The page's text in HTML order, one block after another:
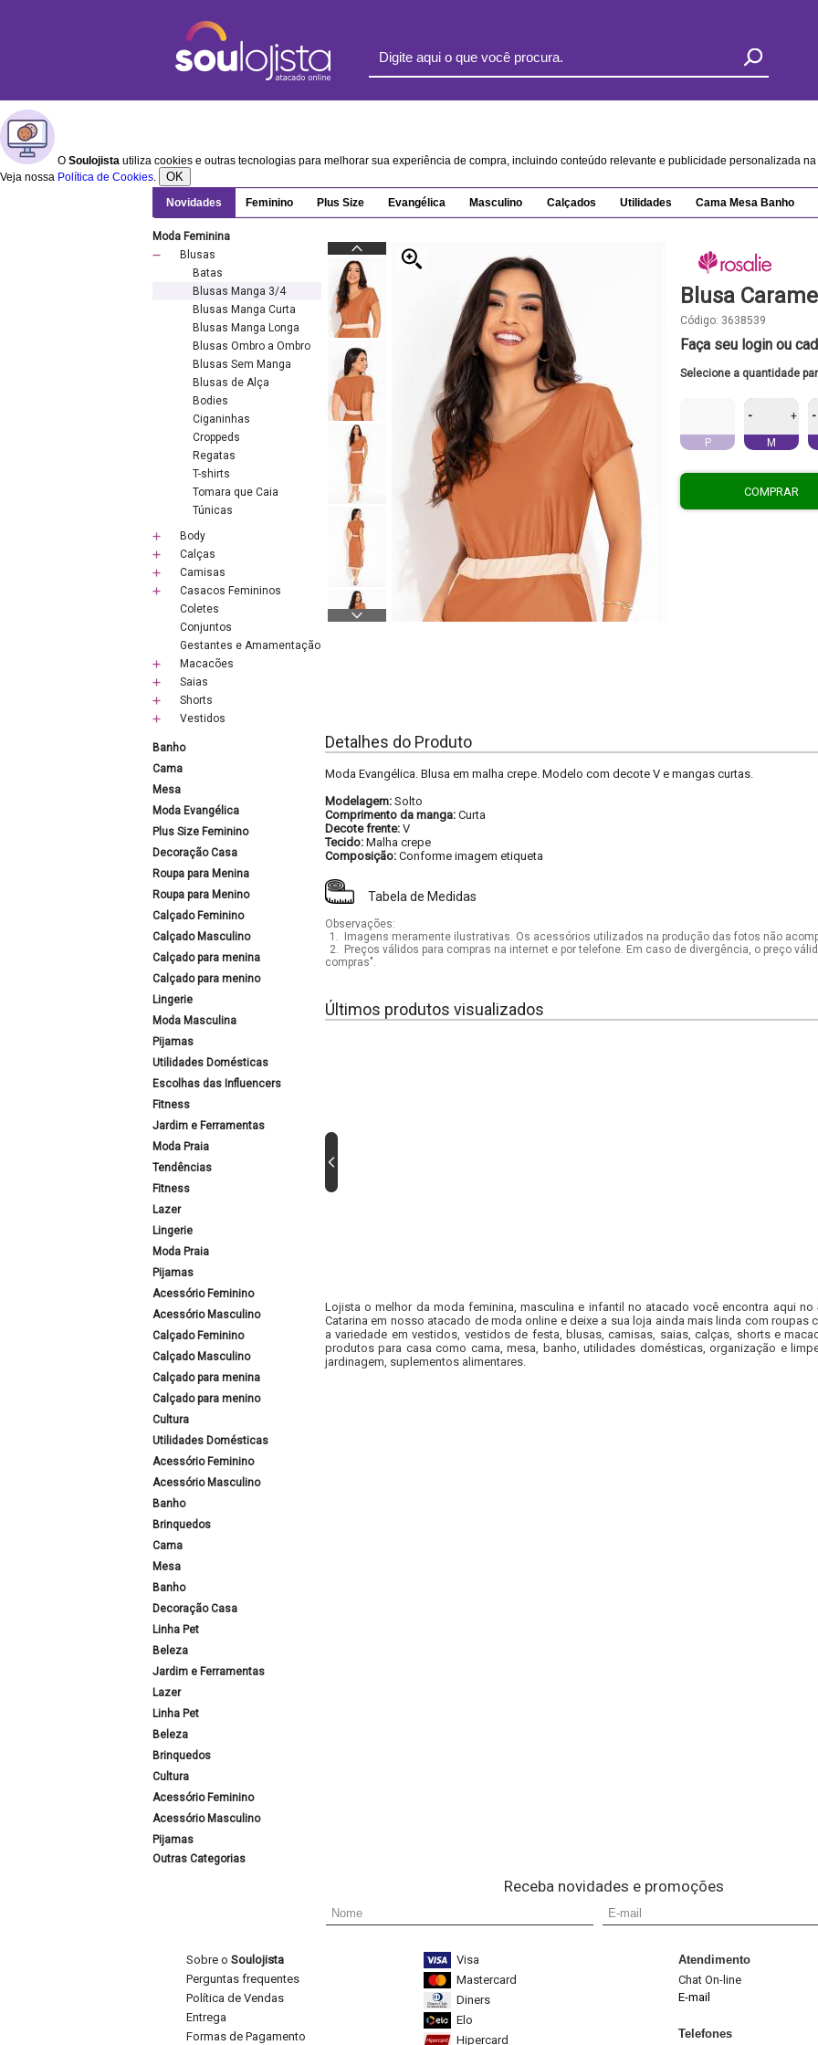
O Soulojista utiliza cookies e outras tecnologias para melhorar sua experiência de compra, incluindo conteúdo relevante e publicidade personalizada
Veja nossa Política de Cookies. OK
Novidades Feminino Plus Size Evangélica Masculino Calçados Utilidades Cama Mesa Banho
Moda Feminina
Blusas
Batas
Blusas Manga 3/4
Blusas Manga Curta
Blusas Manga Longa
Blusas Ombro a Ombro
Blusas Sem Manga
Blusas de Alça
Bodies
Ciganinhas
Croppeds
Regatas
T-shirts
Tomara que Caia
Túnicas
Body
Calças
Camisas
Casacos Femininos
Coletes
Conjuntos
Gestantes e Amamentação
Macacões
Saias
Shorts
Vestidos
Banho
Cama
Mesa
Moda Evangélica
Plus Size Feminino
Decoração Casa
Roupa para Menina
Roupa para Menino
Calçado Feminino
Calçado Masculino
Calçado para menina
Calçado para menino
Lingerie
Moda Masculina
Pijamas
Utilidades Domésticas
Escolhas das Influencers
Fitness
Jardim e Ferramentas
Moda Praia
Tendências
Fitness
Lazer
Lingerie
Moda Praia
Pijamas
Acessório Feminino
Acessório Masculino
Calçado Feminino
Calçado Masculino
Calçado para menina
Calçado para menino
Cultura
Utilidades Domésticas
Acessório Feminino
Acessório Masculino
Banho
Brinquedos
Cama
Mesa
Banho
Decoração Casa
Linha Pet
Beleza
Jardim e Ferramentas
Lazer
Linha Pet
Beleza
Brinquedos
Cultura
Acessório Feminino
Acessório Masculino
Pijamas
Outras Categorias
Blusa
Código: 3638539
Faça seu login ou
Selecione a quantidade
P
- +
M
-
COMPRAR
Detalhes do Produto
Moda Evangélica. Blusa em malha crepe. Modelo com decote V e mangas curtas.
Modelagem: Solto
Comprimento da manga: Curta
Decote frente: V
Tecido: Malha crepe
Composição: Conforme imagem etiqueta
Tabela de Medidas
Observações:
1.
Imagens meramente ilustrativas. Os acessórios utilizados na produção das fotos não
2.
Preços válidos para compras na internet e por telefone. Em caso de divergência, o preço
compras".
Últimos produtos visualizados
Lojista o melhor da moda feminina, masculina e infantil no atacado você encontra aqui no
Catarina em nosso atacado de moda online e deixe a sua loja ainda mais linda com roupas
a variedade em vestidos, vestidos de festa, blusas, camisas, saias, calças, shorts e
produtos para casa como cama, mesa, banho, utilidades domésticas, organização e
jardinagem, suplementos alimentares.
Receba novidades e promoções
Sobre o Soulojista
Perguntas frequentes
Política de Vendas
Entrega
Formas de Pagamento
Visa
Mastercard
Diners
Elo
Hipercard
Atendimento
Chat On-line
E-mail
Telefones